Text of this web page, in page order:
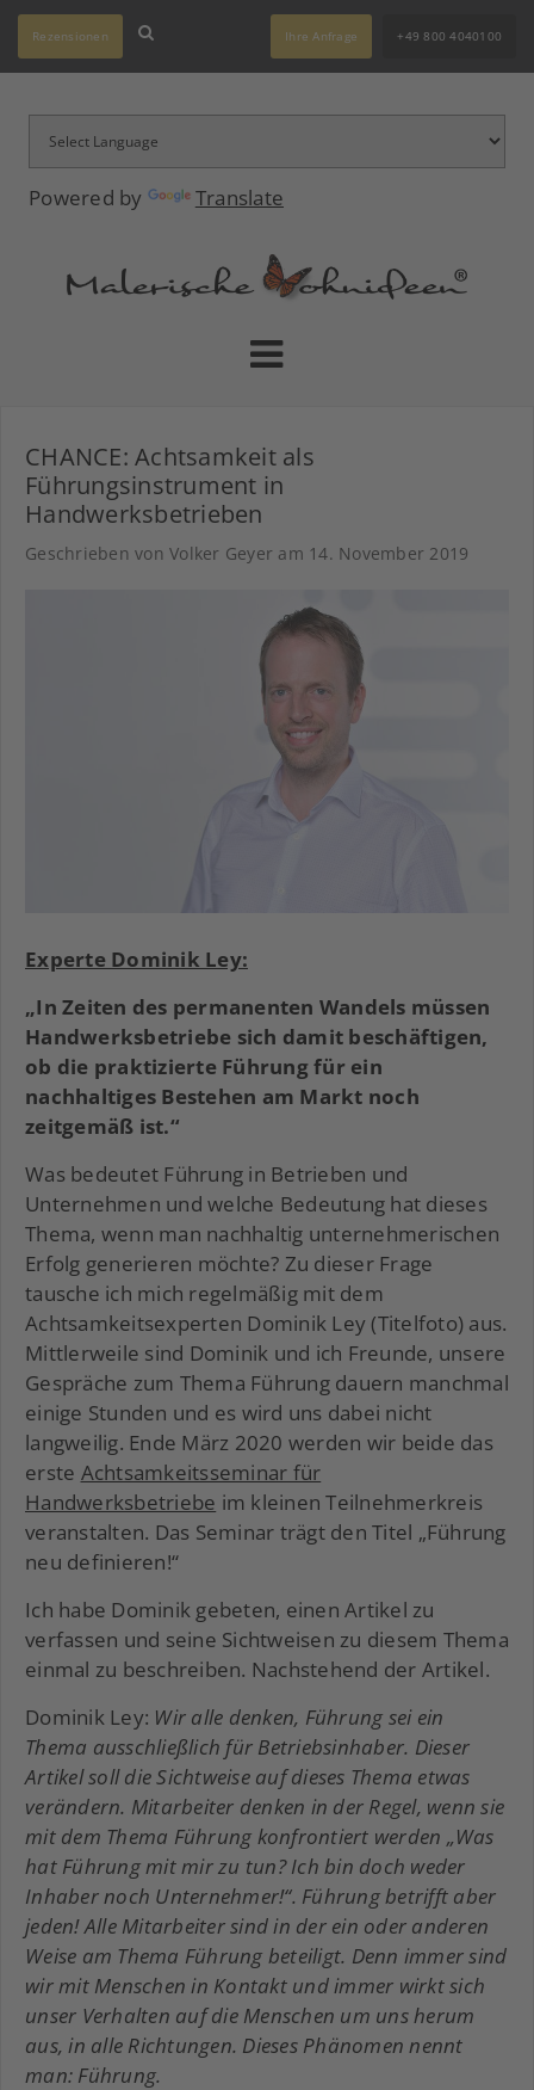
Powered by Translate
Rezensionen Ihre Anfrage +49 800 4040100
CHANCE: Achtsamkeit als
Führungsinstrument in
Handwerksbetrieben
Geschrieben von Volker Geyer am 14. November 2019
Experte Dominik Ley:
„In Zeiten des permanenten Wandels müssen
Handwerksbetriebe sich damit beschäftigen,
ob die praktizierte Führung für ein
nachhaltiges Bestehen am Markt noch
zeitgemäß ist.“
Was bedeutet Führung in Betrieben und
Unternehmen und welche Bedeutung hat dieses
Thema, wenn man nachhaltig unternehmerischen
Erfolg generieren möchte? Zu dieser Frage
tausche ich mich regelmäßig mit dem
Achtsamkeitsexperten Dominik Ley (Titelfoto) aus.
Mittlerweile sind Dominik und ich Freunde, unsere
Gespräche zum Thema Führung dauern manchmal
einige Stunden und es wird uns dabei nicht
langweilig. Ende März 2020 werden wir beide das
erste Achtsamkeitsseminar für
Handwerksbetriebe im kleinen Teilnehmerkreis
veranstalten. Das Seminar trägt den Titel „Führung
neu definieren!“
Ich habe Dominik gebeten, einen Artikel zu
verfassen und seine Sichtweisen zu diesem Thema
einmal zu beschreiben. Nachstehend der Artikel.
Dominik Ley: Wir alle denken, Führung sei ein
Thema ausschließlich für Betriebsinhaber. Dieser
Artikel soll die Sichtweise auf dieses Thema etwas
verändern. Mitarbeiter denken in der Regel, wenn sie
mit dem Thema Führung konfrontiert werden „Was
hat Führung mit mir zu tun? Ich bin doch weder
Inhaber noch Unternehmer!“. Führung betrifft aber
jeden! Alle Mitarbeiter sind in der ein oder anderen
Weise am Thema Führung beteiligt. Denn immer sind
wir mit Menschen in Kontakt und immer wirkt sich
unser Verhalten auf die Menschen um uns herum
aus, in alle Richtungen. Dieses Phänomen nennt
man: Führung.